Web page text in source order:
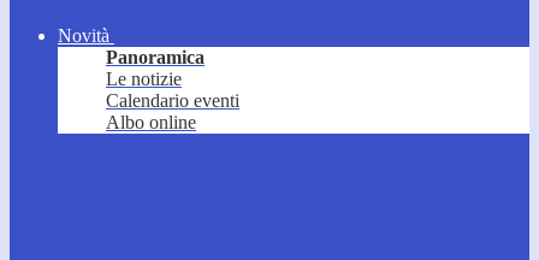
Novità
Panoramica
Le notizie
Calendario eventi
Albo online